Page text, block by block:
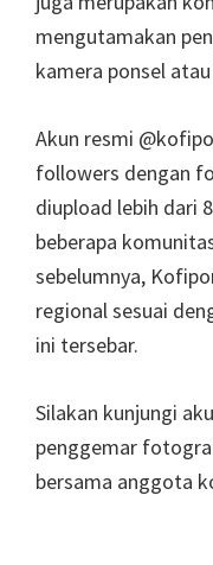
mengutamakan
kamera ponsel
Akun resmi
followers dengan
diupload lebih dari
beberapa
sebelumnya,
regional sesuai
ini tersebar.
Silakan kunjungi
penggemar
bersama anggota